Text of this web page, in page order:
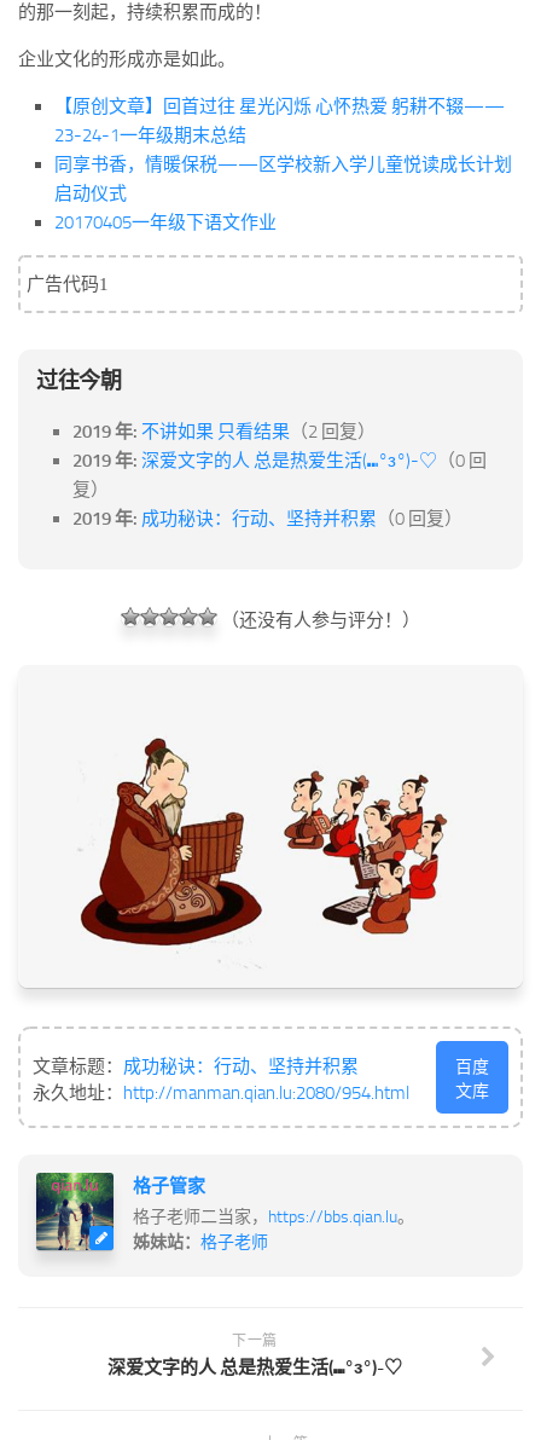
的那一刻起，持续积累而成的！
企业文化的形成亦是如此。
【原创文章】回首过往 星光闪烁 心怀热爱 躬耕不辍——
23-24-1一年级期末总结
同享书香，情暖保税——区学校新入学儿童悦读成长计划
启动仪式
20170405一年级下语文作业
广告代码1
过往今朝
2019 年: 不讲如果 只看结果 （2 回复）
2019 年: 深爱文字的人 总是热爱生活(⑉°з°)-♡ （0 回
复）
2019 年: 成功秘诀：行动、坚持并积累 （0 回复）
（还没有人参与评分！）
文章标题： 成功秘诀：行动、坚持并积累
永久地址： http://manman.qian.lu:2080/954.html
百度
文库
格子管家
格子老师二当家， https://bbs.qian.lu。
姊妹站： 格子老师
下一篇
深爱文字的人 总是热爱生活(⑉°з°)-♡